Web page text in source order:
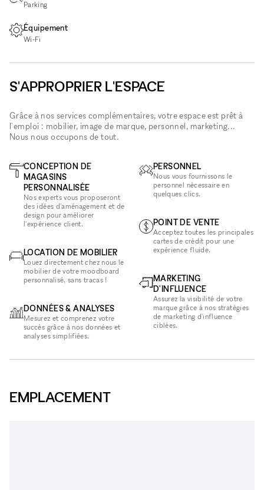
Parking
Équipement
Wi‑Fi
S'APPROPRIER L'ESPACE
Grâce à nos services complémentaires, votre espace est prêt à
l'emploi : mobilier, image de marque, personnel, marketing...
Nous nous occupons de tout.
CONCEPTION DE
MAGASINS
PERSONNALISÉE
Nos experts vous proposeront
des idées d'aménagement et de
design pour améliorer
l'expérience client.
LOCATION DE MOBILIER
Louez directement chez nous le
mobilier de votre moodboard
personnalisé, sans tracas !
DONNÉES & ANALYSES
Mesurez et comprenez votre
succès grâce à nos données et
analyses simplifiées.
PERSONNEL
Nous vous fournissons le
personnel nécessaire en
quelques clics.
POINT DE VENTE
Acceptez toutes les principales
cartes de crédit pour une
expérience fluide.
MARKETING
D'INFLUENCE
Assurez la visibilité de votre
marque grâce à nos stratégies
de marketing d'influence
ciblées.
EMPLACEMENT